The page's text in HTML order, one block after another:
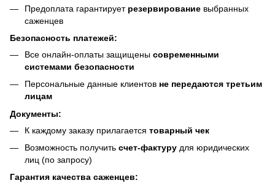
Предоплата гарантирует резервирование выбранных
саженцев
Безопасность платежей:
Все онлайн-оплаты защищены современными
системами безопасности
Персональные данные клиентов не передаются третьим
лицам
Документы:
К каждому заказу прилагается товарный чек
Возможность получить счет-фактуру для юридических
лиц (по запросу)
Гарантия качества саженцев: